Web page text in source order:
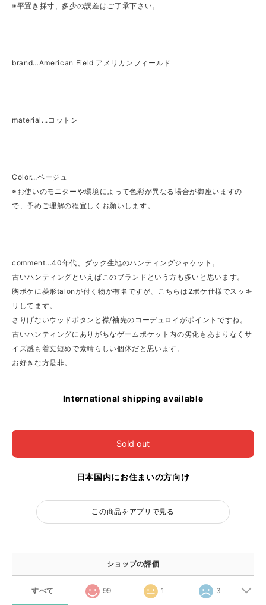
※平置き採寸、多少の誤差はご了承下さい。
brand…American Field アメリカンフィールド
material...コットン
Color...ベージュ
※お使いのモニターや環境によって色彩が異なる場合が御座いますの
で、予めご理解の程宜しくお願いします。
comment...40年代、ダック生地のハンティングジャケット。
古いハンティングといえばこのブランドという方も多いと思います。
胸ポケに菱形talonが付く物が有名ですが、こちらは2ポケ仕様でスッキ
リしてます。
さりげないウッドボタンと襟/袖先のコーデュロイがポイントですね。
古いハンティングにありがちなゲームポケット内の劣化もあまりなくサ
イズ感も着丈短めで素晴らしい個体だと思います。
お好きな方是非。
International shipping available
Sold out
日本国内にお住まいの方向け
この商品をアプリで見る
ショップの評価
すべて 99 1 3